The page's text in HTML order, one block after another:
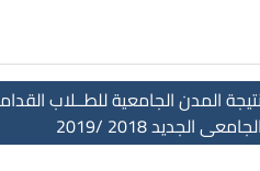
نتيجة المدن الجامعية للطــلاب
الجامعى الجديد 2018 /2019